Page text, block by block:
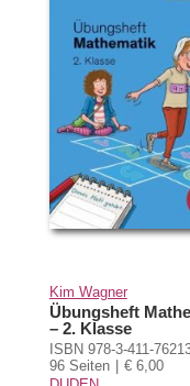
Kim Wagner
Übungsheft
– 2. Klasse
ISBN 978-3-411-
96 Seiten
€ 6,00